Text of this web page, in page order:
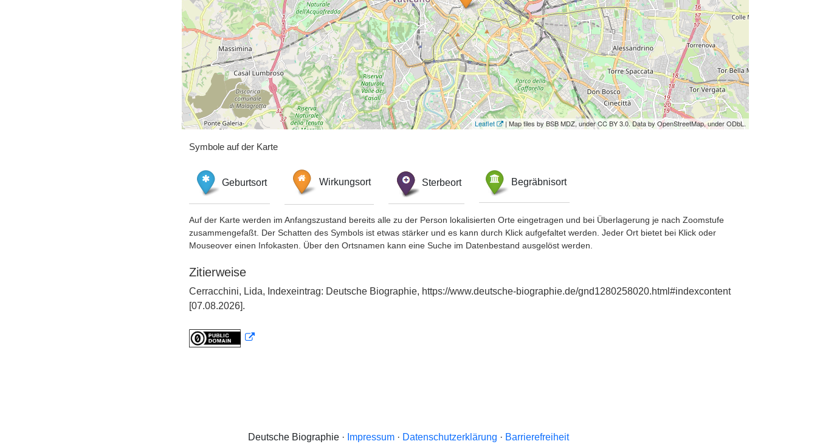
Leaflet | Map tiles by BSB MDZ, under CC BY 3.0. Data by OpenStreetMap, under ODbL.
Symbole auf der Karte
Geburtsort Wirkungsort Sterbeort Begräbnisort
Auf der Karte werden im Anfangszustand bereits alle zu der Person lokalisierten Orte eingetragen und bei Überlagerung je nach Zoomstufe
zusammengefaßt. Der Schatten des Symbols ist etwas stärker und es kann durch Klick aufgefaltet werden. Jeder Ort bietet bei Klick oder
Mouseover einen Infokasten. Über den Ortsnamen kann eine Suche im Datenbestand ausgelöst werden.
Zitierweise
Cerracchini, Lida, Indexeintrag: Deutsche Biographie, https://www.deutsche-biographie.de/gnd1280258020.html#indexcontent
[07.08.2026].
Deutsche Biographie · Impressum · Datenschutzerklärung · Barrierefreiheit